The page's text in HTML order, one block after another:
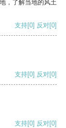
，了解当地的风土
支持[0] 反对[0]
支持[0] 反对[0]
支持[0] 反对[0]